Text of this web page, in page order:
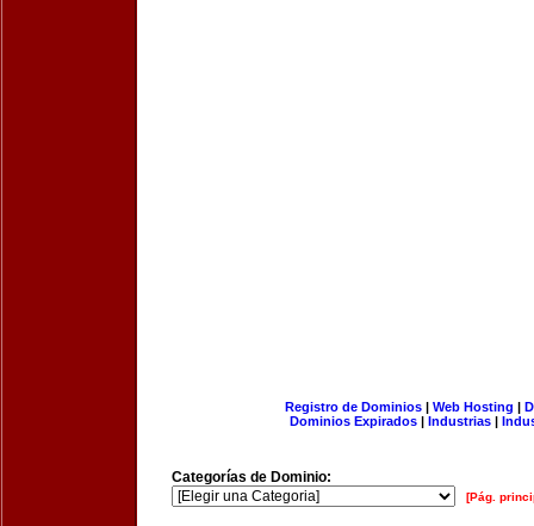
Registro de Dominios| Web Hosting |
Dominios Expirados | Industrias |
Categorías de Dominio:
[Pág.